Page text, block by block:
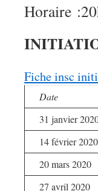
Horaire
Fiche insc
Date
31 janvier
14 février 2020
20 mars 2020
27 avril 2020